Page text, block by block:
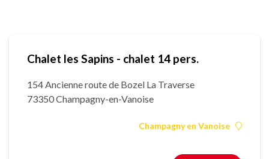
Chalet les Sapins - chalet 14 pers.
154 Ancienne route de Bozel La Traverse
73350 Champagny-en-Vanoise
Champagny en Vanoise